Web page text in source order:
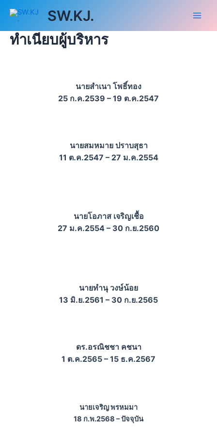
SW.KJ.
ทำเนียบผู้บริหาร
นายสำเนา โพธิ์ทอง
25 ก.ค.2539 – 19 ต.ค.2547
นายสมหมาย ปราบสุธา
11 ต.ค.2547 – 27 ม.ค.2554
นายโอภาส เจริญเชื้อ
27 ม.ค.2554 – 30 ก.ย.2560
นายทำนุ วงษ์น้อย
13 มิ.ย.2561 – 30 ก.ย.2565
ดร.อรณิชชา คชนา
1 ต.ค.2565 – 15 ธ.ค.2567
นายเจริญ พรหมมา
18 ก.พ.2568 – ปัจจุบัน